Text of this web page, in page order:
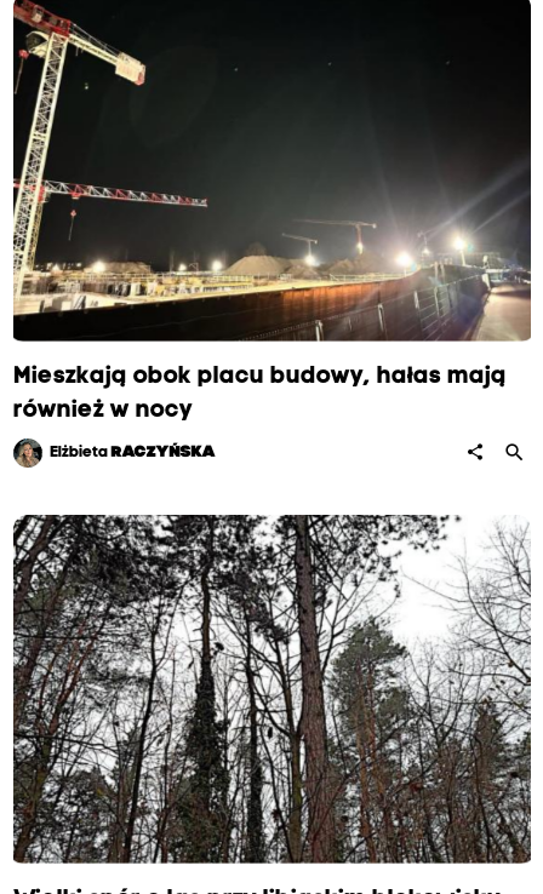
Mieszkają obok placu budowy, hałas mają
również w nocy
Elżbieta RACZYŃSKA share search